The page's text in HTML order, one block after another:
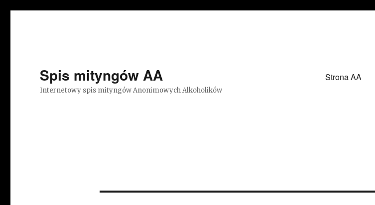
Spis mityngów AA
Internetowy spis mityngów Anonimowych Alkoholików
Strona AA